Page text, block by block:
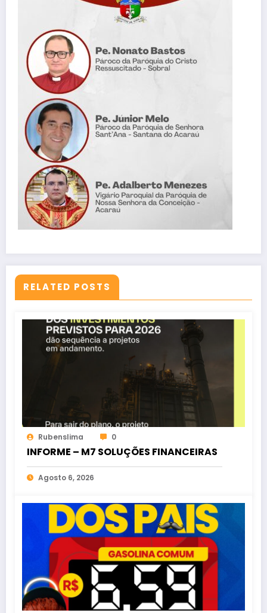
RELATED POSTS
Rubenslima 0
INFORME – M7 SOLUÇÕES FINANCEIRAS
Agosto 6, 2026